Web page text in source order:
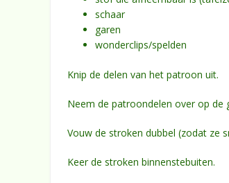
schaar
garen
wonderclips/spelden
Knip de delen van het patroon uit.
Neem de patroondelen over op de
Vouw de stroken dubbel (zodat ze
Keer de stroken binnenstebuiten.